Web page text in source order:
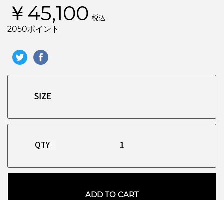
￥45,100 税込
2050ポイント
QTY
ADD TO CART